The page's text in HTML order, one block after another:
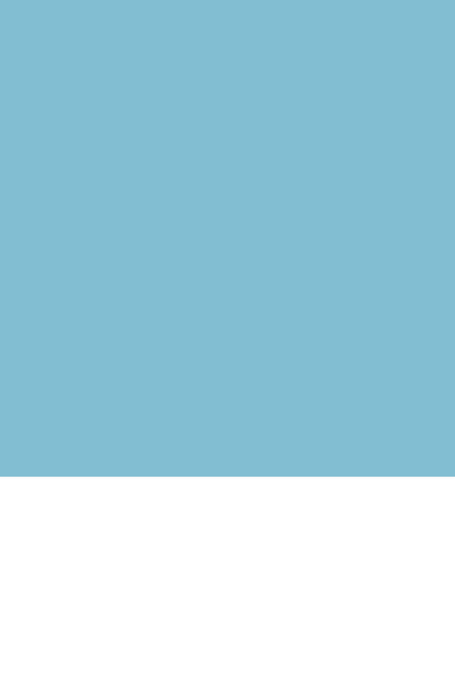
Veckogenomgången
Det finns så ofta sak­er att göra som till synes är såväl vik­ti­gare som mer bråd­skande.
i ord­nin­gen. Den­na gång hand­lar det om sju knep för att få veck­ogenomgån­gen gjord — var­je vecka.